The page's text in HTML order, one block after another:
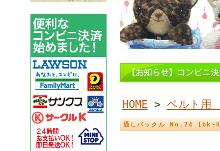
HOME > ベルト用
通しバックル No.74 [bk-